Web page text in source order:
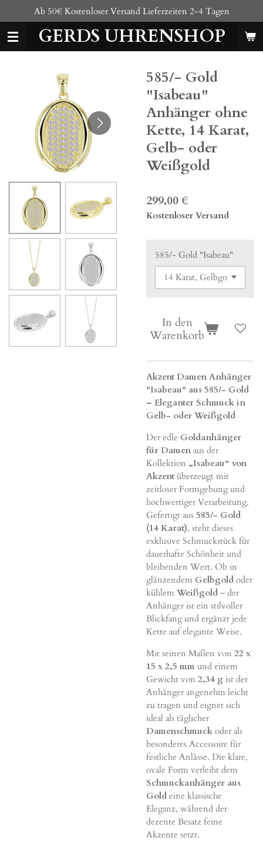
Hauptinhalt
springenGERDS UHRENSHOP
Ab 50€ Kostenloser Versand Lieferzeiten 2-4 Tagen
585/- Gold
"Isabeau"
Anhänger ohne
Kette, 14 Karat,
Gelb- oder
Weißgold
299,00 €
Kostenloser Versand
585/- Gold "Isabeau"
In den
Warenkorb
Akzent Damen Anhänger
"Isabeau" aus 585/- Gold
– Eleganter Schmuck in
Gelb- oder Weißgold
Der edle Goldanhänger
für Damen aus der
Kollektion „Isabeau“ von
Akzent überzeugt mit
zeitloser Formgebung und
hochwertiger Verarbeitung.
Gefertigt aus 585/- Gold
(14 Karat), steht dieses
exklusive Schmuckstück für
dauerhafte Schönheit und
bleibenden Wert. Ob in
glänzendem Gelbgold oder
kühlem Weißgold – der
Anhänger ist ein stilvoller
Blickfang und ergänzt jede
Kette auf elegante Weise.
Mit seinen Maßen von 22 x
15 x 2,5 mm und einem
Gewicht von 2,34 g ist der
Anhänger angenehm leicht
zu tragen und eignet sich
ideal als täglicher
Damenschmuck oder als
besonderes Accessoire für
festliche Anlässe. Die klare,
ovale Form verleiht dem
Schmuckanhänger aus
Gold eine klassische
Eleganz, während der
dezente Besatz feine
Akzente setzt.